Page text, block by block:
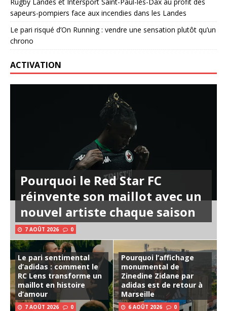
sapeurs-pompiers face aux incendies dans les Landes
Le pari risqué d’On Running : vendre une sensation plutôt qu’un
chrono
ACTIVATION
Pourquoi le Red Star FC
réinvente son maillot avec un
nouvel artiste chaque saison
7 AOÛT 2026 0
Le pari sentimental
d’adidas : comment le
RC Lens transforme un
maillot en histoire
d’amour
7 AOÛT 2026 0
Pourquoi l’affichage
monumental de
Zinedine Zidane par
adidas est de retour à
Marseille
6 AOÛT 2026 0